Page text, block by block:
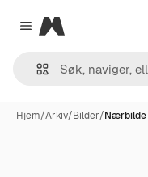
Close menu
Magnific
Hjem/Arkiv/Bilder/Nærbilde